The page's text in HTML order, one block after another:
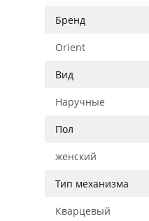
Бренд
Orient
Вид
Наручные
Пол
женский
Тип механизма
Кварцевый